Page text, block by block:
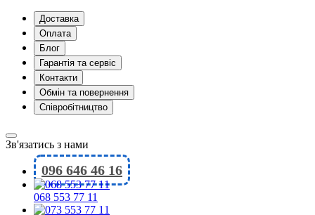
Доставка
Оплата
Блог
Гарантія та сервіс
Контакти
Обмін та повернення
Співробітництво
Зв'язатись з нами
096 646 46 16
068 553 77 11